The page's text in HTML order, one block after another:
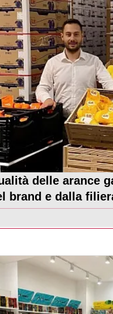
delle arance
brand e dalla